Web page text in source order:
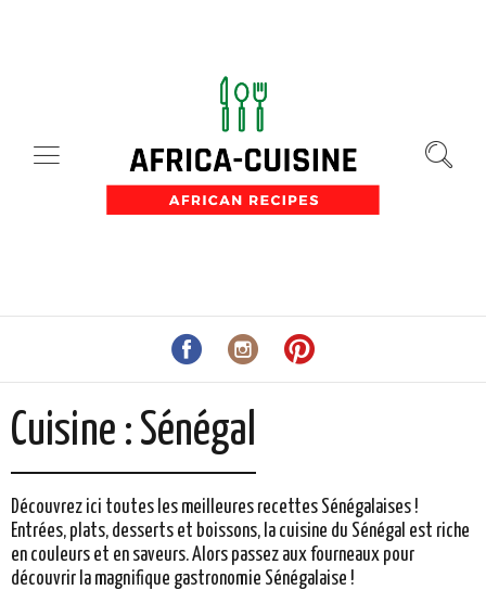
Cuisine : Sénégal
Découvrez ici toutes les meilleures recettes Sénégalaises !
Entrées, plats, desserts et boissons, la cuisine du Sénégal est riche
en couleurs et en saveurs. Alors passez aux fourneaux pour
découvrir la magnifique gastronomie Sénégalaise !